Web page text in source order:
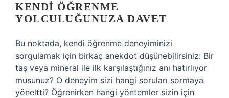
KENDI ÖĞRENME
YOLCULUĞUNUZA DAVET
Bu noktada, kendi öğrenme deneyiminizi
sorgulamak için birkaç anekdot düşünebilirsiniz: Bir
taş veya mineral ile ilk karşılaştığınız anı hatırlıyor
musunuz? O deneyim sizi hangi soruları sormaya
yöneltti? Öğrenirken hangi yöntemler sizin için